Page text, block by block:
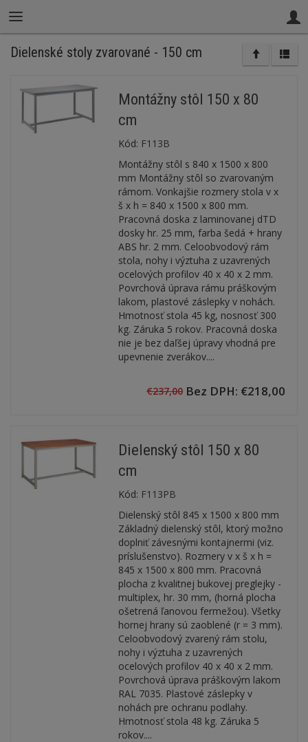
Dielenské stoly zvarované - 150 cm
Montážny stôl 150 x 80
cm
Kód: F113B
Montážny stôl s 840 x 1500 x 800
mm Montážny stôl so zvarovaným
rámom. Vonkajšie rozmery stola v x
š x h = 840 x 1500 x 800 mm.
Pracovná doska z laminovanej dTD
dosky hr. 25 mm, farba šedá + hrany
ABS hr. 2 mm. Celoobvodový rám
stola, nohy i výztuha z uzavrených
ocelových profilov 40 x 40 x 2 mm.
Povrchová úprava rámu práškovým
lakom, plastové záslepky v nohách.
Hmotnosť stola 45 kg, nosnosť 300
kg. Záruka 5 rokov. Pracovná doska
nie je bez daľšej úpravy vhodná pre
upevnenie zverákov....
€237,00 Bez DPH: €218,00
Dielenský stôl 150 x 80
cm
Kód: F113PB
Dielenský stôl 845 x 1500 x 800 mm
Základný dielenský stôl, ktorý možno
doplniť závesnými kontajnermi (viz.
príslušenstvo). Rozmery v x š x h =
845 x 1500 x 800 mm. Pracovná
plocha z kvalitnej bukovej preglejky -
multiplex, hr. 30 mm, (horná plocha
ošetrená ľanovou fermežou). Všetky
hornej hrany sú zaoblené (r = 3 mm).
Celoobvodový zvarený rám stolu,
nohy i výztuha z uzavrených
ocelových profilov 40 x 40 x 2 mm.
Povrchová úprava práškovým lakom
RAL 7035. Plastové záslepky v
nohách pre ochranu podlahy.
Hmotnosť stola 48 kg. Záruka 5
rokov....